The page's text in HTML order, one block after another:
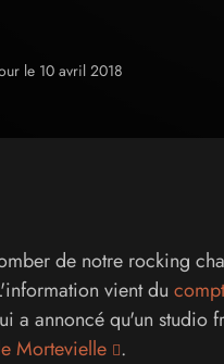
le 10 avril 2018
de notre rocking
vient du
a annoncé qu'un studio
Mortevielle .